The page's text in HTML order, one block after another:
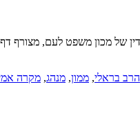
הרב בראלי, ממון, מנהג, מקרה